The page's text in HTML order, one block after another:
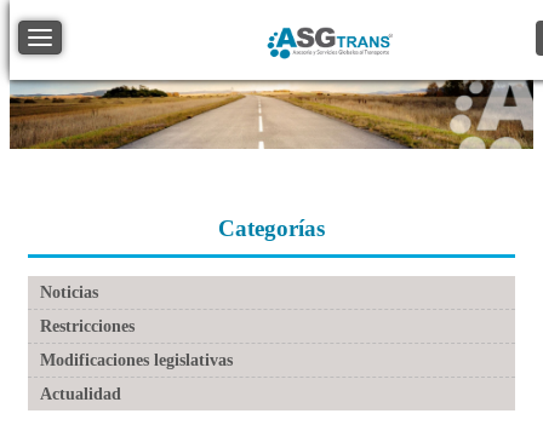
Toggle navigation
Categorías
Noticias
Restricciones
Modificaciones legislativas
Actualidad